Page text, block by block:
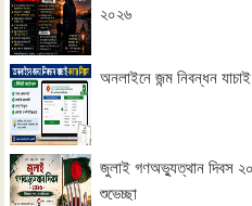
২০২৬
অনলাইনে জন্ম নিবন্ধন
জুলাই গণঅভ্যুত্থান দিবস
শুভেচ্ছা